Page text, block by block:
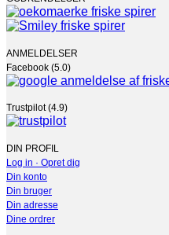
ANMELDELSER
Facebook (5.0)
Trustpilot (4.9)
DIN PROFIL
Log in · Opret dig
Din konto
Din bruger
Din adresse
Dine ordrer